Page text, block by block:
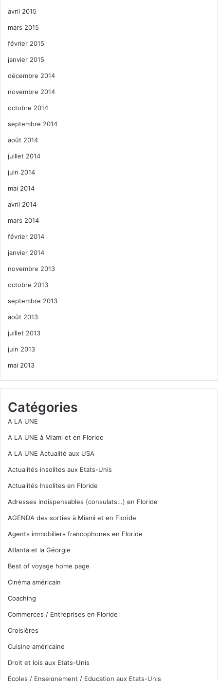
avril 2015
mars 2015
février 2015
janvier 2015
décembre 2014
novembre 2014
octobre 2014
septembre 2014
août 2014
juillet 2014
juin 2014
mai 2014
avril 2014
mars 2014
février 2014
janvier 2014
novembre 2013
octobre 2013
septembre 2013
août 2013
juillet 2013
juin 2013
mai 2013
Catégories
A LA UNE
A LA UNE à Miami et en Floride
A LA UNE Actualité aux USA
Actualités insolites aux Etats-Unis
Actualités Insolites en Floride
Adresses indispensables (consulats…) en Floride
AGENDA des sorties à Miami et en Floride
Agents immobiliers francophones en Floride
Atlanta et la Géorgie
Best of voyage home page
Cinéma américain
Coaching
Commerces / Entreprises en Floride
Croisières
Cuisine américaine
Droit et lois aux Etats-Unis
Écoles / Enseignement / Education aux Etats-Unis